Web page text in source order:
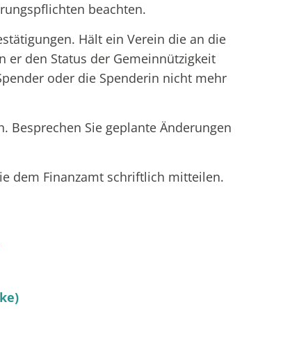
beachten.
Hält ein Verein die an die
er den Status der Gemeinnützigkeit
oder die Spenderin nicht mehr
Besprechen Sie geplante Änderungen
dem Finanzamt schriftlich mitteilen.